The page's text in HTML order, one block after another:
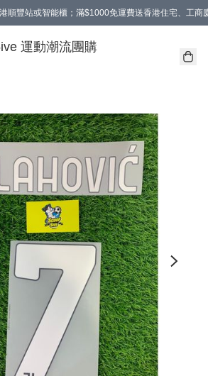
順豐站或智能櫃；滿$1000免運費送香港住宅、工商
運動潮流團購